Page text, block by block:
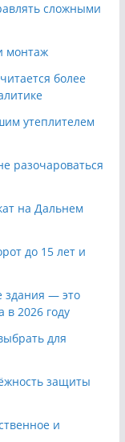
сложными
монтаж
более
утеплителем
разочароваться
на Дальнем
до 15 лет и
здания — это
в 2026 году
для
защиты
и